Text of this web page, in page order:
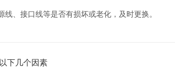
、接口线等是否有损坏或老化，及时更换。
下几个因素